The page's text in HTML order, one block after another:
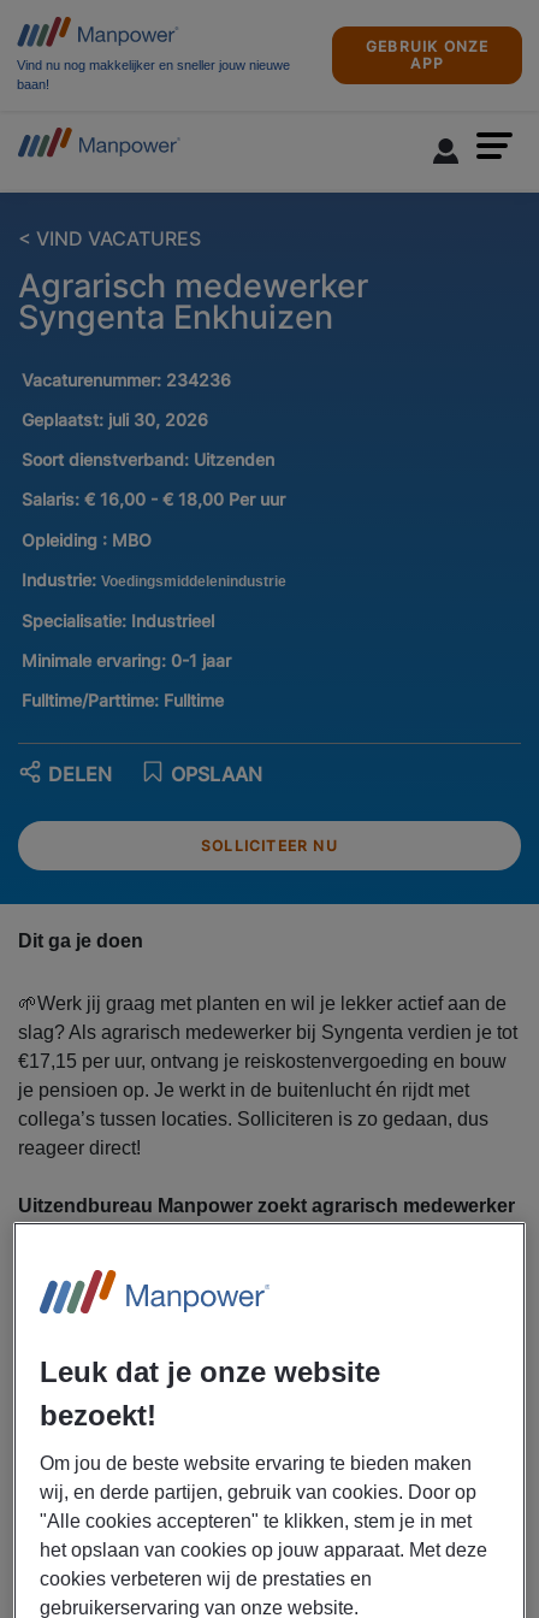
Vind nu nog makkelijker en sneller jouw nieuwe
baan!
GEBRUIK ONZE
APP
< VIND VACATURES
Agrarisch medewerker
Syngenta Enkhuizen
Vacaturenummer: 234236
Geplaatst: juli 30, 2026
Soort dienstverband: Uitzenden
Salaris: € 16,00 - € 18,00 Per uur
Opleiding : MBO
Industrie: Voedingsmiddelenindustrie
Specialisatie: Industrieel
Minimale ervaring: 0-1 jaar
Fulltime/Parttime: Fulltime
SOLLICITEER NU
OPSLAAN
DELEN
Dit ga je doen
🌱Werk jij graag met planten en wil je lekker actief aan de
slag? Als agrarisch medewerker bij Syngenta verdien je tot
€17,15 per uur, ontvang je reiskostenvergoeding en bouw
je pensioen op. Je werkt in de buitenlucht én rijdt met
collega’s tussen locaties. Solliciteren is zo gedaan, dus
reageer direct!
Uitzendbureau Manpower zoekt agrarisch medewerker
Je werkt mee aan het zaaien, verspenen en opkweken van
Geef je water — zowel handmatig als via een
geautomatiseerd systeem
Zorg je voor een nette, verzorgde afwerking van het
werk
Draag je bij aan het tijdig en correct beschikbaar
maken van monsters
Leuk dat je onze website
bezoekt!
Om jou de beste website ervaring te bieden maken
wij, en derde partijen, gebruik van cookies. Door op
"Alle cookies accepteren" te klikken, stem je in met
het opslaan van cookies op jouw apparaat. Met deze
cookies verbeteren wij de prestaties en
gebruikerservaring van onze website.